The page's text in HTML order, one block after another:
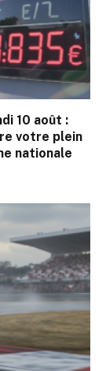
10 août :
votre plein
nationale